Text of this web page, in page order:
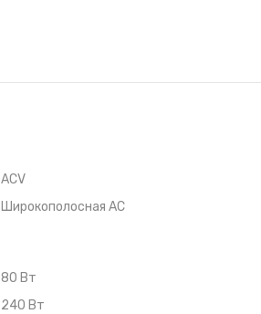
ACV
Широкополосная АС
80 Вт
240 Вт